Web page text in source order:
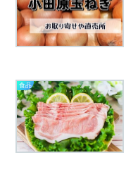
食品